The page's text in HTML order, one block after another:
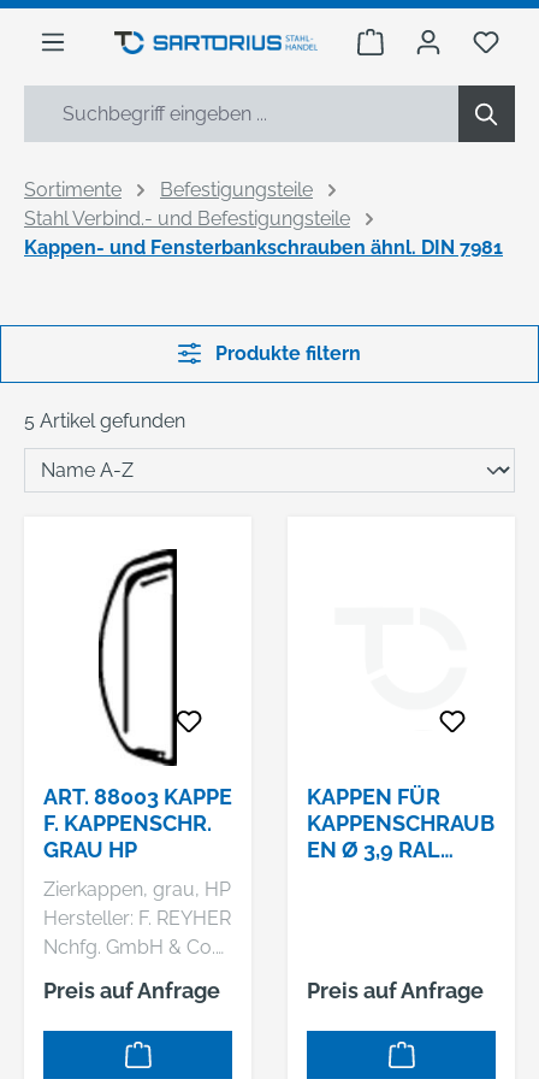
springen
Warenkorb Du
Sortimente
Befestigungsteile
Stahl Verbind.- und Befestigungsteile
Kappen- und Fensterbankschrauben ähnl. DIN 7981
Produkte filtern
5 Artikel gefunden
ART. 88003 KAPPE
F. KAPPENSCHR.
GRAU HP
Zierkappen, grau, HP
Hersteller: F. REYHER
Nchfg. GmbH & Co.
KG, Haferweg 1,
22769 Hamburg, DE,
+4940853630,
mail@reyher.de
Preis auf Anfrage
KAPPEN FÜR
KAPPENSCHRAUB
EN Ø 3,9 RAL
Preis auf Anfrage